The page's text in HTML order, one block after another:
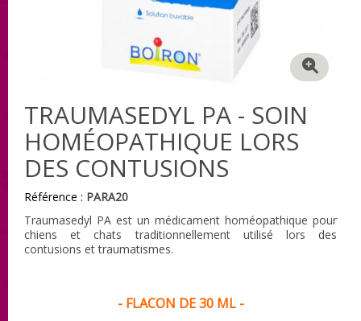
TRAUMASEDYL PA - SOIN
HOMÉOPATHIQUE LORS
DES CONTUSIONS
Référence : PARA20
Traumasedyl PA est un médicament homéopathique pour
chiens et chats traditionnellement utilisé lors des
contusions et traumatismes.
- FLACON DE 30 ML -